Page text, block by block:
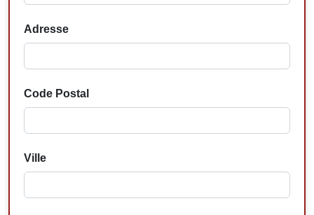
Adresse
Code Postal
Ville